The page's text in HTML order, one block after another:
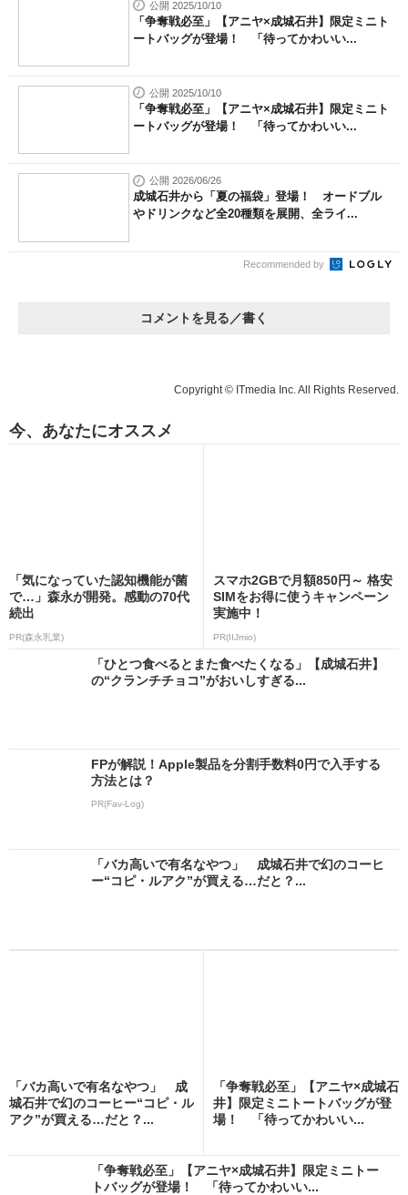
公開 2025/10/10
「争奪戦必至」【アニヤ×成城石井】限定ミニト
ートバッグが登場！ 「待ってかわいい...
公開 2025/10/10
「争奪戦必至」【アニヤ×成城石井】限定ミニト
ートバッグが登場！ 「待ってかわいい...
公開 2026/06/26
成城石井から「夏の福袋」登場！ オードブル
やドリンクなど全20種類を展開、全ライ...
Recommended by
コメントを見る／書く
Copyright © ITmedia Inc. All Rights Reserved.
今、あなたにオススメ
「気になっていた認知機能が菌
で…」森永が開発。感動の70代
続出
PR(森永乳業)
スマホ2GBで月額850円～ 格安
SIMをお得に使うキャンペーン
実施中！
PR(IIJmio)
「ひとつ食べるとまた食べたくなる」【成城石井】
の“クランチチョコ”がおいしすぎる...
FPが解説！Apple製品を分割手数料0円で入手する
方法とは？
PR(Fav-Log)
「バカ高いで有名なやつ」 成城石井で幻のコーヒ
ー“コピ・ルアク”が買える…だと？...
「バカ高いで有名なやつ」 成
城石井で幻のコーヒー“コピ・ル
アク”が買える…だと？...
「争奪戦必至」【アニヤ×成城石
井】限定ミニトートバッグが登
場！ 「待ってかわいい...
「争奪戦必至」【アニヤ×成城石井】限定ミニトー
トバッグが登場！ 「待ってかわいい...